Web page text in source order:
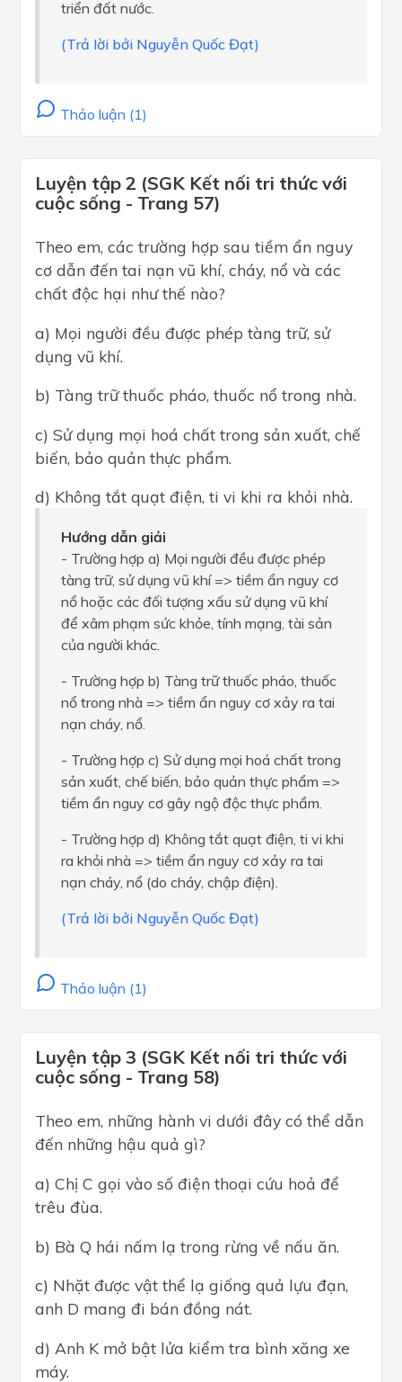
triển đất nước.
(Trả lời bởi Nguyễn Quốc Đạt)
Thảo luận (1)
Luyện tập 2 (SGK Kết nối tri thức với
cuộc sống - Trang 57)
Theo em, các trường hợp sau tiềm ẩn nguy
cơ dẫn đến tai nạn vũ khí, cháy, nổ và các
chất độc hại như thế nào?
a) Mọi người đều được phép tàng trữ, sử
dụng vũ khí.
b) Tàng trữ thuốc pháo, thuốc nổ trong nhà.
c) Sử dụng mọi hoá chất trong sản xuất, chế
biến, bảo quản thực phẩm.
d) Không tắt quạt điện, ti vi khi ra khỏi nhà.
Hướng dẫn giải
- Trường hợp a) Mọi người đều được phép
tàng trữ, sử dụng vũ khí => tiềm ẩn nguy cơ
nổ hoặc các đối tượng xấu sử dụng vũ khí
để xâm phạm sức khỏe, tính mạng, tài sản
của người khác.
- Trường hợp b) Tàng trữ thuốc pháo, thuốc
nổ trong nhà => tiềm ẩn nguy cơ xảy ra tai
nạn cháy, nổ.
- Trường hợp c) Sử dụng mọi hoá chất trong
sản xuất, chế biến, bảo quản thực phẩm =>
tiềm ẩn nguy cơ gây ngộ độc thực phẩm.
- Trường hợp d) Không tắt quạt điện, ti vi khi
ra khỏi nhà => tiềm ẩn nguy cơ xảy ra tai
nạn cháy, nổ (do cháy, chập điện).
(Trả lời bởi Nguyễn Quốc Đạt)
Thảo luận (1)
Luyện tập 3 (SGK Kết nối tri thức với
cuộc sống - Trang 58)
Theo em, những hành vi dưới đây có thể dẫn
đến những hậu quả gì?
a) Chị C gọi vào số điện thoại cứu hoả để
trêu đùa.
b) Bà Q hái nấm lạ trong rừng về nấu ăn.
c) Nhặt được vật thể lạ giống quả lựu đạn,
anh D mang đi bán đồng nát.
d) Anh K mở bật lửa kiểm tra bình xăng xe
máy.